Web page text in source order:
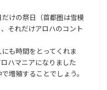
けの祭日（首都圏は雪模
それだけアロハのコント
も時間をとってくれま
ハマニアになりました
増殖することでしょう。